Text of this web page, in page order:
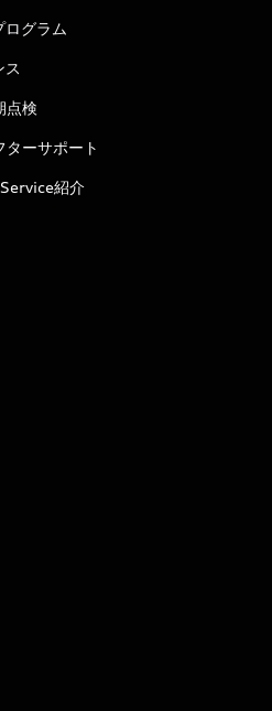
ログラム
ス
点検
ーサポート
紹介